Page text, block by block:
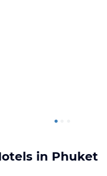
in Phuket